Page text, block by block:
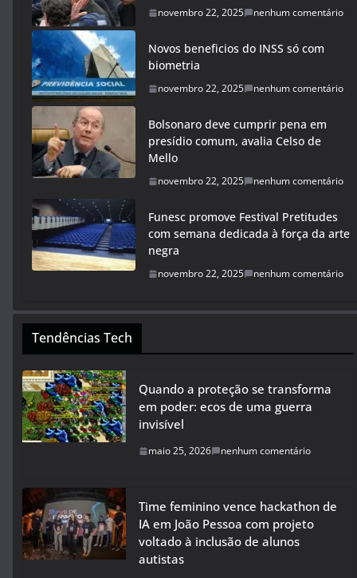
novembro 22, 2025 nenhum comentário
Novos beneficios do INSS só com
biometria
novembro 22, 2025 nenhum comentário
Bolsonaro deve cumprir pena em
presídio comum, avalia Celso de
Mello
novembro 22, 2025 nenhum comentário
Funesc promove Festival Pretitudes
com semana dedicada à força da arte
negra
novembro 22, 2025 nenhum comentário
Tendências Tech
Quando a proteção se transforma
em poder: ecos de uma guerra
invisível
maio 25, 2026 nenhum comentário
Time feminino vence hackathon de
IA em João Pessoa com projeto
voltado à inclusão de alunos
autistas